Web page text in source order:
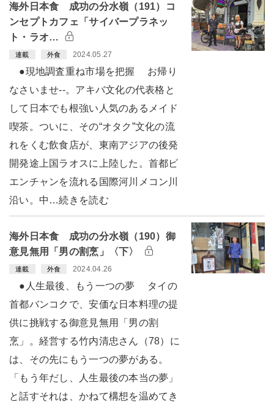
海外日本食 成功の分水嶺（191）コ
ンセプトカフェ「サイバープラネッ
ト・ラオ…
連載 外食 2024.05.27
●現地調査重ね市場を把握 お帰り
なさいませ--。アキバ文化の代表格と
して日本でも根強い人気のあるメイド
喫茶。ついに、その“オタク”文化の流
れをくむ飲食店が、東南アジアの後発
開発途上国ラオスに上陸した。首都ビ
エンチャンを流れる国際河川メコン川
沿い。中…続きを読む
海外日本食 成功の分水嶺（190）御
意見無用「男の割烹」〈下〉
連載 外食 2024.04.26
●人生最後、もう一つの夢 タイの
首都バンコクで、安価な日本料理の提
供に挑戦する御意見無用「男の割
烹」。経営する竹内清忠さん（78）に
は、その先にもう一つの夢がある。
「もう年だし、人生最後の本当の夢」
と話すそれは、かねて構想を温めてき